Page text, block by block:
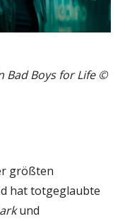
Bad Boys for Life ©
größten
hat totgeglaubte
und